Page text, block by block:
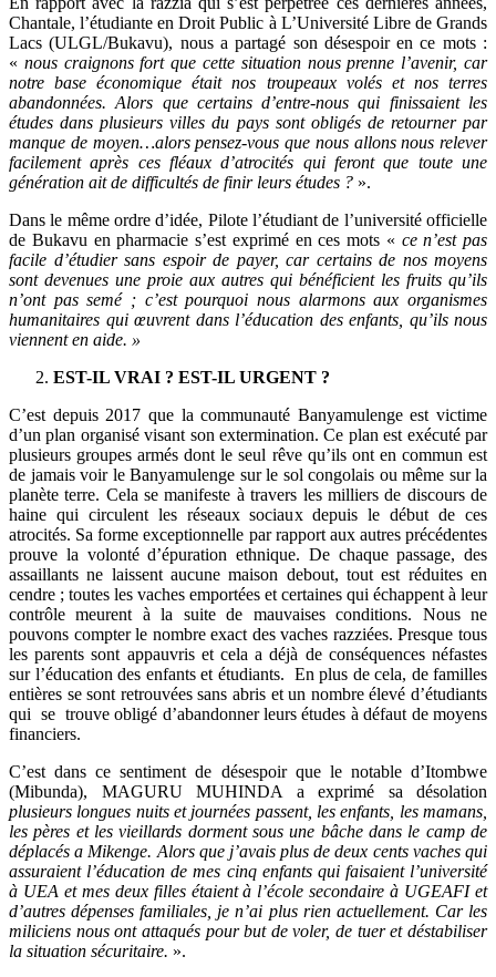
Chantale, l’étudiante en Droit Public à L’Université Libre de Grands
Lacs (ULGL/Bukavu), nous a partagé son désespoir en ce mots :
« nous craignons fort que cette situation nous prenne l’avenir, car
notre base économique était nos troupeaux volés et nos terres
abandonnées. Alors que certains d’entre-nous qui finissaient les
études dans plusieurs villes du pays sont obligés de retourner par
manque de moyen…alors pensez-vous que nous allons nous relever
facilement après ces fléaux d’atrocités qui feront que toute une
génération ait de difficultés de finir leurs études ? ».
Dans le même ordre d’idée, Pilote l’étudiant de l’université officielle
de Bukavu en pharmacie s’est exprimé en ces mots « ce n’est pas
facile d’étudier sans espoir de payer, car certains de nos moyens
sont devenues une proie aux autres qui bénéficient les fruits qu’ils
n’ont pas semé ; c’est pourquoi nous alarmons aux organismes
humanitaires qui œuvrent dans l’éducation des enfants, qu’ils nous
viennent en aide. »
EST-IL VRAI ? EST-IL URGENT ?
C’est depuis 2017 que la communauté Banyamulenge est victime
d’un plan organisé visant son extermination. Ce plan est exécuté par
plusieurs groupes armés dont le seul rêve qu’ils ont en commun est
de jamais voir le Banyamulenge sur le sol congolais ou même sur la
planète terre. Cela se manifeste à travers les milliers de discours de
haine qui circulent les réseaux sociaux depuis le début de ces
atrocités. Sa forme exceptionnelle par rapport aux autres précédentes
prouve la volonté d’épuration ethnique. De chaque passage, des
assaillants ne laissent aucune maison debout, tout est réduites en
cendre ; toutes les vaches emportées et certaines qui échappent à leur
contrôle meurent à la suite de mauvaises conditions. Nous ne
pouvons compter le nombre exact des vaches razziées. Presque tous
les parents sont appauvris et cela a déjà de conséquences néfastes
sur l’éducation des enfants et étudiants. En plus de cela, de familles
entières se sont retrouvées sans abris et un nombre élevé d’étudiants
qui se trouve obligé d’abandonner leurs études à défaut de moyens
financiers.
C’est dans ce sentiment de désespoir que le notable d’Itombwe
(Mibunda), MAGURU MUHINDA a exprimé sa désolation
plusieurs longues nuits et journées passent, les enfants, les mamans,
les pères et les vieillards dorment sous une bâche dans le camp de
déplacés a Mikenge. Alors que j’avais plus de deux cents vaches qui
assuraient l’éducation de mes cinq enfants qui faisaient l’université
à UEA et mes deux filles étaient à l’école secondaire à UGEAFI et
d’autres dépenses familiales, je n’ai plus rien actuellement. Car les
miliciens nous ont attaqués pour but de voler, de tuer et déstabiliser
la situation sécuritaire. ».